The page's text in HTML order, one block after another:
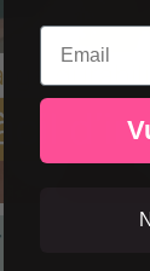
Email